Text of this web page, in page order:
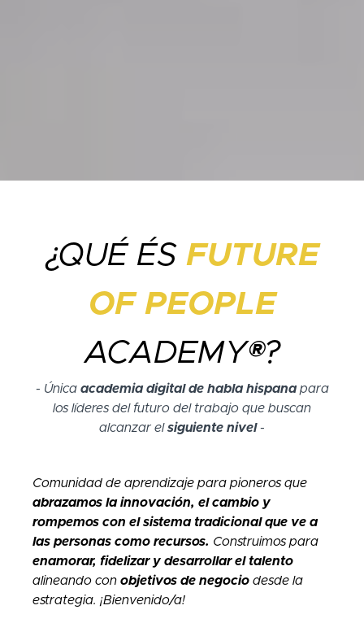
¿QUÉ ÉS FUTURE
OF PEOPLE
ACADEMY®?
- Única academia digital de habla hispanapara
los líderes del futuro del trabajo que buscan
alcanzar elsiguiente nivel-
Comunidad de aprendizaje para pioneros que
abrazamos la innovación, el cambio y
rompemos con el sistema tradicional que ve a
las personas como recursos. Construimos para
enamorar, fidelizar y desarrollar el talento
alineando con objetivos de negocio desde la
estrategia. ¡Bienvenido/a!